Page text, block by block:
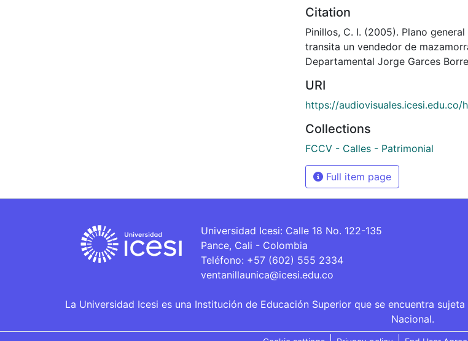
Citation
Pinillos, C. I. (2005). Plano
transita un vendedor de
Departamental Jorge Garces
URI
https://
Collections
FCCV - Calles - Patrimonial
Full item page
Universidad Icesi: Calle 18 No. 122-135
Pance, Cali - Colombia
Teléfono: +57 (602) 555 2334
ventanillaunica@icesi.edu.co
La Universidad Icesi es una Institución de Educación Superior que se encuentra
Nacional.